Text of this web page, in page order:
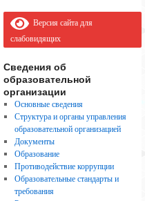
Версия сайта для
слабовидящих
Сведения об
образовательной
организации
Основные сведения
Структура и органы управления
образовательной организацией
Документы
Образование
Противодействие коррупции
Образовательные стандарты и
требования